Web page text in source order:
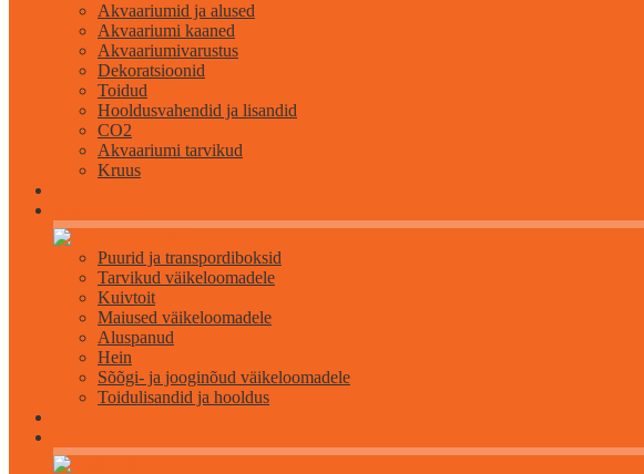
Akvaariumid ja alused
Akvaariumi kaaned
Akvaariumivarustus
Dekoratsioonid
Toidud
Hooldusvahendid ja lisandid
CO2
Akvaariumi tarvikud
Kruus
Puurid ja transpordiboksid
Tarvikud väikeloomadele
Kuivtoit
Maiused väikeloomadele
Aluspanud
Hein
Sõõgi- ja jooginõud väikeloomadele
Toidulisandid ja hooldus